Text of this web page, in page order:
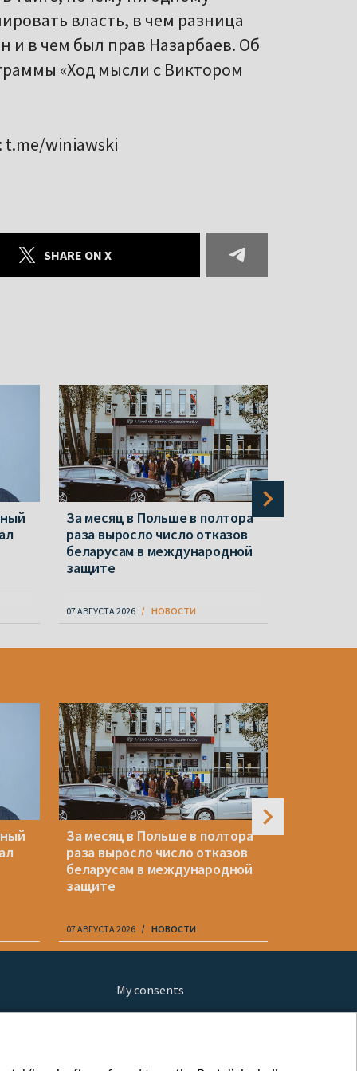
власть, в чем разница
в чем был прав Назарбаев. Об
«Ход мысли с Виктором
t.me/winiawski
SHARE ON X
За месяц в Польше в полтора
раза выросло число отказов
беларусам в международной
защите
07 АВГУСТА 2026 НОВОСТИ
За месяц в Польше в полтора
раза выросло число отказов
беларусам в международной
защите
07 АВГУСТА 2026 НОВОСТИ
My consents